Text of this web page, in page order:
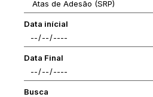
Data inícial
Data Final
Busca